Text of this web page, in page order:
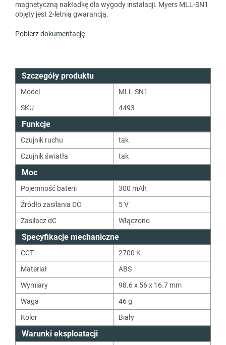
magnetyczną nakładkę dla wygody instalacji. Myers MLL-SN1
objęty jest 2-letnią gwarancją.
Pobierz dokumentację
Szczegóły produktu
Model
MLL-SN1
SKU
4493
Funkcje
Czujnik ruchu
tak
Czujnik światła
tak
Moc
Pojemność baterii 300 mAh
Źródło zasilania DC
5V
Zasilacz dC
Włączono
Specyfikacje mechaniczne
CCT 2700 K
Materiał
ABS
Wymiary
98.6 x 56 x 16.7 mm
Waga
46g
Kolor
Biały
Warunki eksploatacji